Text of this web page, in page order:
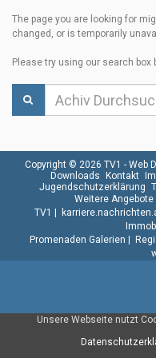
The page you are looking for
changed, or is temporarily
Please try using our search
Unsere Webseite nutzt
Copyright © 2026 TV1 - Web
Downloads
Kontakt
Jugendschutzerklärung
Weitere
TV1
Promenaden Galerien